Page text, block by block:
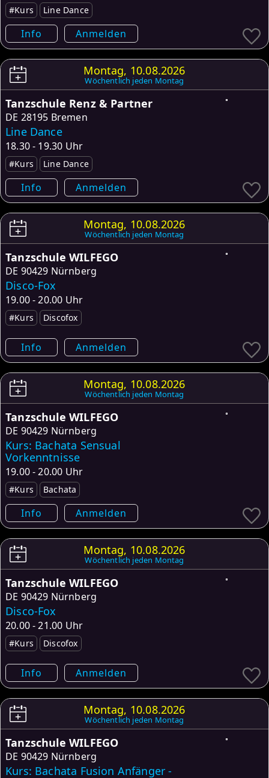
#Kurs Line Dance
Info Anmelden
Montag, 10.08.2026
Wöchentlich jeden Montag
Tanzschule Renz & Partner
DE 28195 Bremen
Line Dance
18.30 - 19.30 Uhr
#Kurs Line Dance
Info Anmelden
Montag, 10.08.2026
Wöchentlich jeden Montag
Tanzschule WILFEGO
DE 90429 Nürnberg
Disco-Fox
19.00 - 20.00 Uhr
#Kurs Discofox
Info Anmelden
Montag, 10.08.2026
Wöchentlich jeden Montag
Tanzschule WILFEGO
DE 90429 Nürnberg
Kurs: Bachata Sensual
Vorkenntnisse
19.00 - 20.00 Uhr
#Kurs Bachata
Info Anmelden
Montag, 10.08.2026
Wöchentlich jeden Montag
Tanzschule WILFEGO
DE 90429 Nürnberg
Disco-Fox
20.00 - 21.00 Uhr
#Kurs Discofox
Info Anmelden
Montag, 10.08.2026
Wöchentlich jeden Montag
Tanzschule WILFEGO
DE 90429 Nürnberg
Kurs: Bachata Fusion Anfänger -